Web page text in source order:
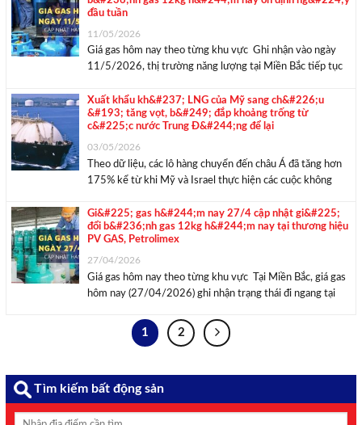
...
đầu tuần
11/05/2026
Giá gas hôm nay theo từng khu vực Ghi nhận vào ngày
11/5/2026, thị trường năng lượng tại Miền Bắc tiếp tục
chỉnh mới từ các đơn vị đầu mối. Cụ thể, khu ...
Xuất khẩu kh&#237; LNG của Mỹ sang ch&#226;u
&#193; tăng vọt, b&#249; đắp khoảng trống từ
c&#225;c nước Trung Đ&#244;ng để lại
03/05/2026
Theo dữ liệu, các lô hàng chuyển đến châu Á đã tăng hơn
175% kể từ khi Mỹ và Israel thực hiện các cuộc không
lên 1,99 triệu tấn trong tháng 3 và ...
Gi&#225; gas h&#244;m nay 27/4 cập nhật gi&#225;
đổi b&#236;nh gas 12kg h&#244;m nay tại thương hiệu
PV GAS, Petrolimex
27/04/2026
Giá gas hôm nay theo từng khu vực Tại Miền Bắc, giá gas
hôm nay (27/04/2026) ghi nhận trạng thái đi ngang tại
Nội, giá gas bình 12kg duy trì ổn định ...
1 2
Tìm kiếm bất động sản